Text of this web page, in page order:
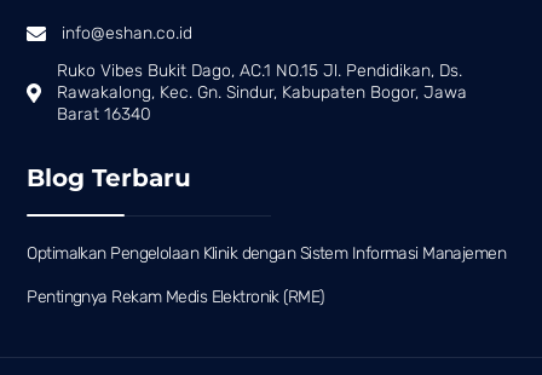
info@eshan.co.id
Ruko Vibes Bukit Dago, AC.1 NO.15 Jl. Pendidikan, Ds.
Rawakalong, Kec. Gn. Sindur, Kabupaten Bogor, Jawa
Barat 16340
Blog Terbaru
Optimalkan Pengelolaan Klinik dengan Sistem Informasi Manajemen
Pentingnya Rekam Medis Elektronik (RME)